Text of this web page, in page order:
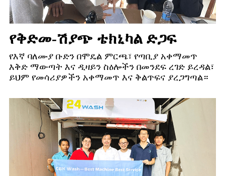
የቅድመ-ሽያጭ ቴክኒካል ድጋፍ
የእኛ ባለሙያ ቡድን በሞዴል ምርጫ፣ የጣቢያ አቀማመጥ
እቅድ ማውጣት እና ዲዛይን ስዕሎችን በመንደፍ ረገድ ይረዳል፣
ይህም የመሳሪያዎችን አቀማመጥ እና ቅልጥፍና ያረጋግጣል።